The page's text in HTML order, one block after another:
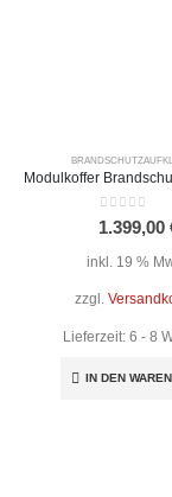
0 out of 5
1.399,00
inkl. 19 %
zzgl.
Lieferzeit: 6 - 8
IN DEN